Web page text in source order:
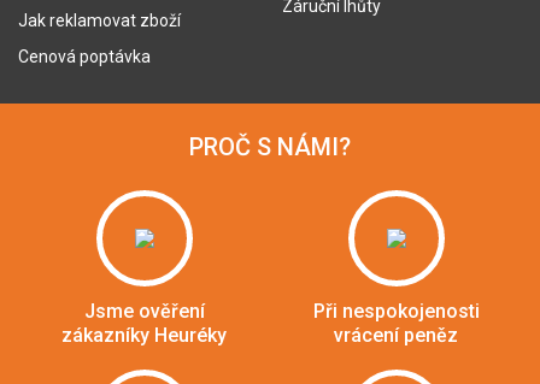
Jak reklamovat zboží
Cenová poptávka
Záruční lhůty
PROČ S NÁMI?
Jsme ověření
zákazníky Heuréky
Při nespokojenosti
vrácení peněz